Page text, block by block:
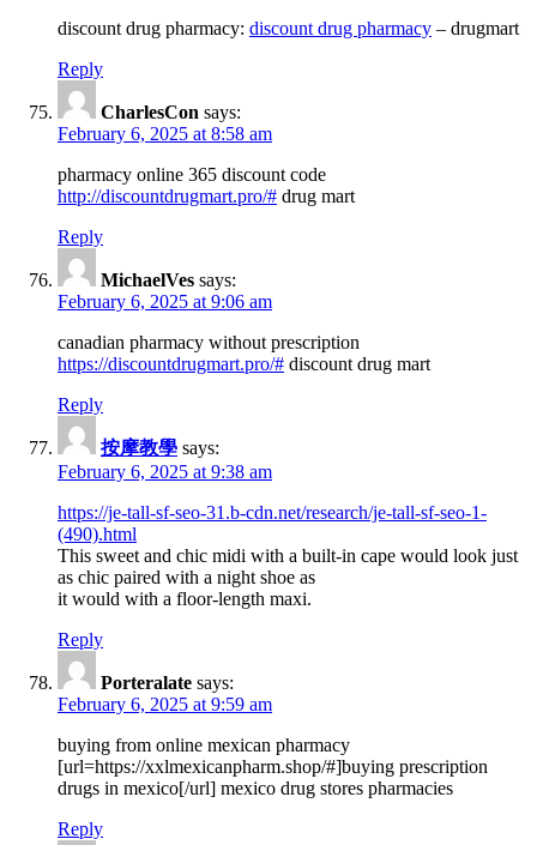
discount drug pharmacy: discount drug pharmacy – drugmart
Reply
CharlesCon says:
February 6, 2025 at 8:58 am
pharmacy online 365 discount code
http://discountdrugmart.pro/# drug mart
Reply
MichaelVes says:
February 6, 2025 at 9:06 am
canadian pharmacy without prescription
https://discountdrugmart.pro/# discount drug mart
Reply
按摩教學 says:
February 6, 2025 at 9:38 am
https://je-tall-sf-seo-31.b-cdn.net/research/je-tall-sf-seo-1-
(490).html
This sweet and chic midi with a built-in cape would look just
as chic paired with a night shoe as
it would with a floor-length maxi.
Reply
Porteralate says:
February 6, 2025 at 9:59 am
buying from online mexican pharmacy
[url=https://xxlmexicanpharm.shop/#]buying prescription
drugs in mexico[/url] mexico drug stores pharmacies
Reply